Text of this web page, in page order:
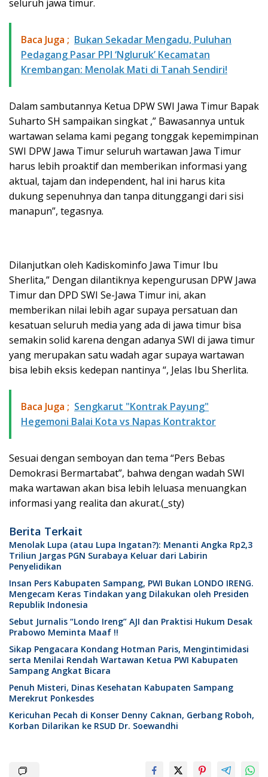
seluruh jawa timur.
Baca Juga ; Bukan Sekadar Mengadu, Puluhan
Pedagang Pasar PPI ‘Ngluruk’ Kecamatan
Krembangan: Menolak Mati di Tanah Sendiri!
Dalam sambutannya Ketua DPW SWI Jawa Timur Bapak
Suharto SH sampaikan singkat ,” Bawasannya untuk
wartawan selama kami pegang tonggak kepemimpinan
SWI DPW Jawa Timur seluruh wartawan Jawa Timur
harus lebih proaktif dan memberikan informasi yang
aktual, tajam dan independent, hal ini harus kita
dukung sepenuhnya dan tanpa ditunggangi dari sisi
manapun”, tegasnya.
Dilanjutkan oleh Kadiskominfo Jawa Timur Ibu
Sherlita,” Dengan dilantiknya kepengurusan DPW Jawa
Timur dan DPD SWI Se-Jawa Timur ini, akan
memberikan nilai lebih agar supaya persatuan dan
kesatuan seluruh media yang ada di jawa timur bisa
semakin solid karena dengan adanya SWI di jawa timur
yang merupakan satu wadah agar supaya wartawan
bisa lebih eksis kedepan nantinya “, Jelas Ibu Sherlita.
Baca Juga ; Sengkarut "Kontrak Payung"
Hegemoni Balai Kota vs Napas Kontraktor
Sesuai dengan semboyan dan tema “Pers Bebas
Demokrasi Bermartabat”, bahwa dengan wadah SWI
maka wartawan akan bisa lebih leluasa menuangkan
informasi yang realita dan akurat.(_sty)
Berita Terkait
Menolak Lupa (atau Lupa Ingatan?): Menanti Angka Rp2,3
Triliun Jargas PGN Surabaya Keluar dari Labirin
Penyelidikan
Insan Pers Kabupaten Sampang, PWI Bukan LONDO IRENG.
Mengecam Keras Tindakan yang Dilakukan oleh Presiden
Republik Indonesia
Sebut Jurnalis “Londo Ireng” AJI dan Praktisi Hukum Desak
Prabowo Meminta Maaf !!
Sikap Pengacara Kondang Hotman Paris, Mengintimidasi
serta Menilai Rendah Wartawan Ketua PWI Kabupaten
Sampang Angkat Bicara
Penuh Misteri, Dinas Kesehatan Kabupaten Sampang
Merekrut Ponkesdes
Kericuhan Pecah di Konser Denny Caknan, Gerbang Roboh,
Korban Dilarikan ke RSUD Dr. Soewandhi